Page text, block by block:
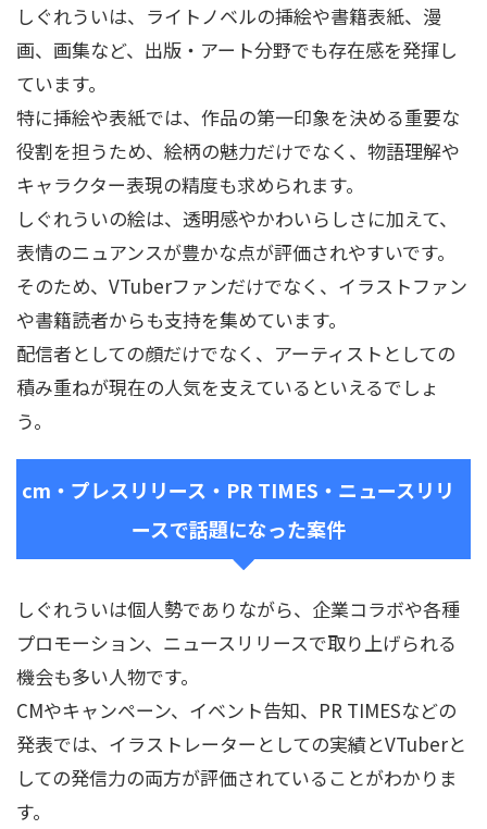
しぐれういは、ライトノベルの挿絵や書籍表紙、漫
画、画集など、出版・アート分野でも存在感を発揮し
ています。
特に挿絵や表紙では、作品の第一印象を決める重要な
役割を担うため、絵柄の魅力だけでなく、物語理解や
キャラクター表現の精度も求められます。
しぐれういの絵は、透明感やかわいらしさに加えて、
表情のニュアンスが豊かな点が評価されやすいです。
そのため、VTuberファンだけでなく、イラストファン
や書籍読者からも支持を集めています。
配信者としての顔だけでなく、アーティストとしての
積み重ねが現在の人気を支えているといえるでしょ
う。
cm・プレスリリース・PR TIMES・ニュースリリ
ースで話題になった案件
しぐれういは個人勢でありながら、企業コラボや各種
プロモーション、ニュースリリースで取り上げられる
機会も多い人物です。
CMやキャンペーン、イベント告知、PR TIMESなどの
発表では、イラストレーターとしての実績とVTuberと
しての発信力の両方が評価されていることがわかりま
す。